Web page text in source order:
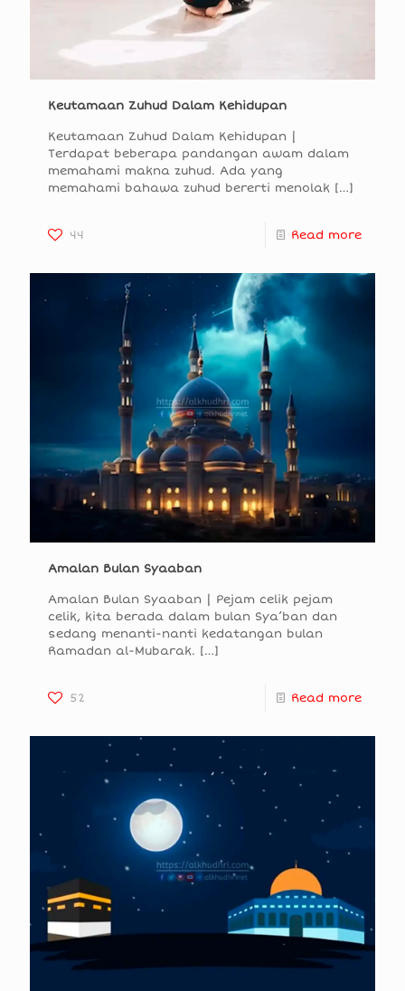
Keutamaan Zuhud Dalam Kehidupan
Keutamaan Zuhud Dalam Kehidupan |
Terdapat beberapa pandangan awam dalam
memahami makna zuhud. Ada yang
memahami bahawa zuhud bererti menolak […]
44 Read more
Amalan Bulan Syaaban
Amalan Bulan Syaaban | Pejam celik pejam
celik, kita berada dalam bulan Sya’ban dan
sedang menanti-nanti kedatangan bulan
Ramadan al-Mubarak. […]
52 Read more